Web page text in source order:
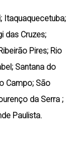
Itaquaquecetuba;
das Cruzes;
Pires; Rio
Santana do
Campo; São
da Serra ;
Paulista.